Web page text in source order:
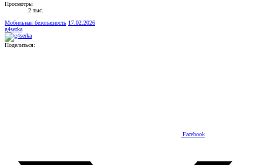
Просмотры
2 тыс.
Мобильная безопасность 17.02.2026
g4serka
Поделиться:
Facebook